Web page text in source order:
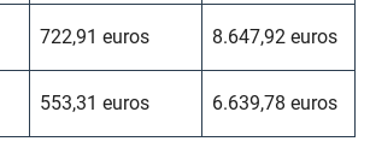
722,91 euros 8.647,92 euros
553,31 euros 6.639,78 euros